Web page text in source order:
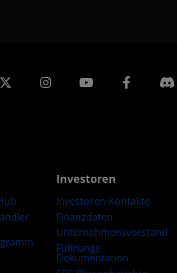
Instagram
Investoren
Investoren-Kontakte
Finanzdaten
Unternehmensvorstand
Führungs-
Dokumentation